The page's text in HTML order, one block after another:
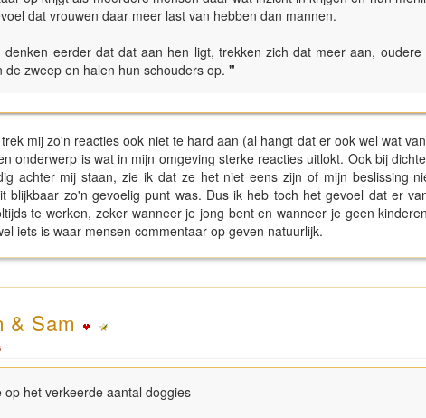
dat vrouwen daar meer last van hebben dan mannen.
denken eerder dat dat aan hen ligt, trekken zich dat meer aan, oudere
de zweep en halen hun schouders op. "
mij zo'n reacties ook niet te hard aan (al hangt dat er ook wel wat
onderwerp is wat in mijn omgeving sterke reacties uitlokt. Ook bij
achter mij staan, zie ik dat ze het niet eens zijn of mijn beslissing
blijkbaar zo'n gevoelig punt was. Dus ik heb toch het gevoel dat er
te werken, zeker wanneer je jong bent en wanneer je geen
iets is waar mensen commentaar op geven natuurlijk.
& Sam
op het verkeerde aantal doggies